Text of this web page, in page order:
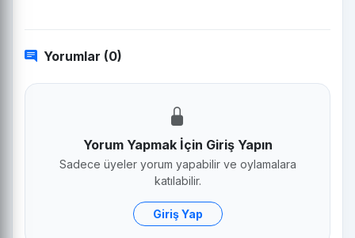
Yorumlar (0)
Yorum Yapmak İçin Giriş Yapın
Sadece üyeler yorum yapabilir ve oylamalara
katılabilir.
Giriş Yap